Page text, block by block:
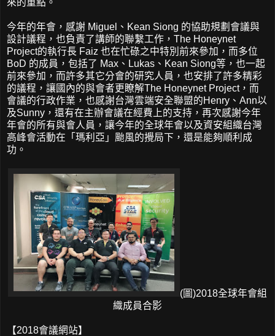
今年的年會，感謝 Miguel、Kean Siong 的協助規劃會議與
設計議程，也負責了講師的聯繫工作，The Honeynet
Project的執行長 Faiz 也在忙碌之中特別前來參加，而多位
BoD 的成員，包括了 Max、Lukas、Kean Siong等，也一起
前來參加，而許多其它分會的研究人員，也安排了許多精彩
的議程，讓國內的與會者更瞭解The Honeynet Project，而
會議的行政作業，也感謝台灣雲端安全聯盟的Henry、Ann以
及Sunny，還有在主辦會議在經費上的支持，再次感謝今年
年會的所有與會人員，讓今年的全球年會以及資安組織台灣
高峰會活動在「瑪利亞」颱風的攪局下，還是能夠順利成
功。
(圖)2018全球年會組
織成員合影
【2018會議網站】